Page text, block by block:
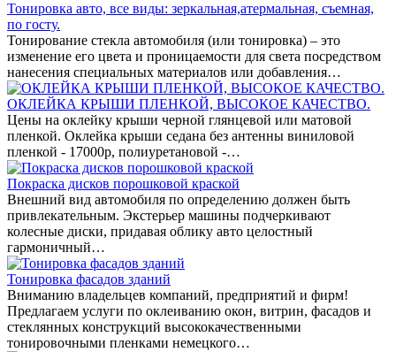
Тонировка авто, все виды: зеркальная,атермальная, съемная,
по госту.
Тонирование стекла автомобиля (или тонировка) – это
изменение его цвета и проницаемости для света посредством
нанесения специальных материалов или добавления…
ОКЛЕЙКА КРЫШИ ПЛЕНКОЙ, ВЫСОКОЕ КАЧЕСТВО.
Цены на оклейку крыши черной глянцевой или матовой
пленкой. Оклейка крыши седана без антенны виниловой
пленкой - 17000р, полиуретановой -…
Покраска дисков порошковой краской
Внешний вид автомобиля по определению должен быть
привлекательным. Экстерьер машины подчеркивают
колесные диски, придавая облику авто целостный
гармоничный…
Тонировка фасадов зданий
Вниманию владельцев компаний, предприятий и фирм!
Предлагаем услуги по оклеиванию окон, витрин, фасадов и
стеклянных конструкций высококачественными
тонировочными пленками немецкого…